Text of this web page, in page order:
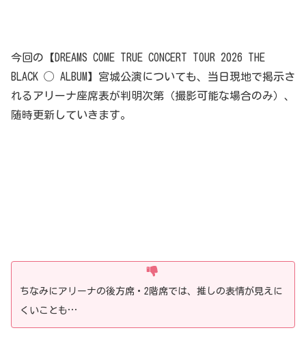
今回の【DREAMS COME TRUE CONCERT TOUR 2026 THE
BLACK ◯ ALBUM】宮城公演についても、当日現地で掲示さ
れるアリーナ座席表が判明次第（撮影可能な場合のみ）、
随時更新していきます。
ちなみにアリーナの後方席・2階席では、推しの表情が見えに
くいことも…